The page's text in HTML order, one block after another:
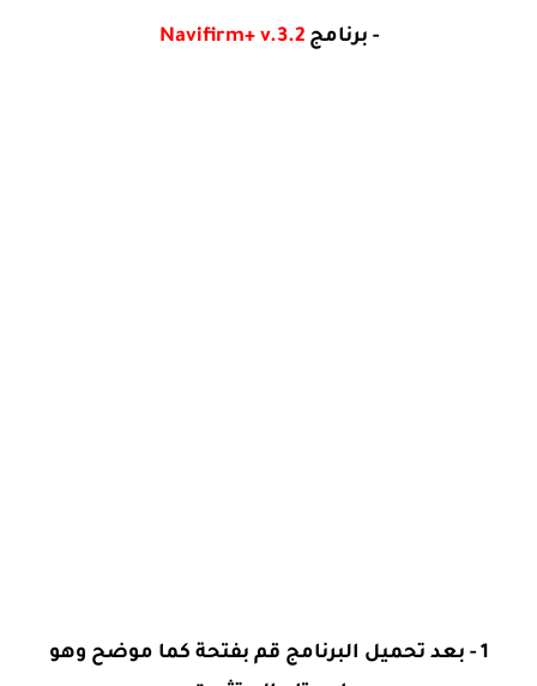
- برنامجNavifirm+ v.3.2
1 - بعد تحميل البرنامج قم بفتحة كما موضح وهو